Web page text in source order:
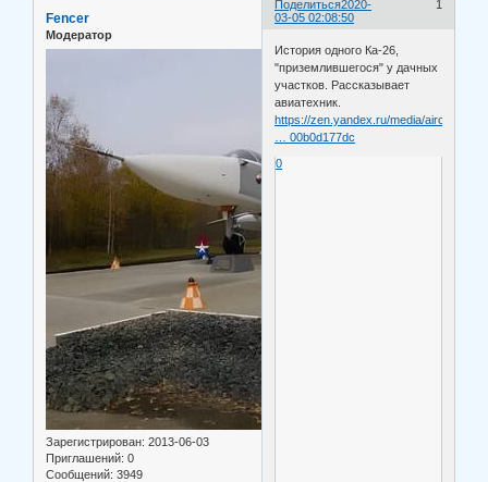
Поделиться 1
2020-
03-05 02:08:50
Fencer
Модератор
Зарегистрирован: 2013-06-03
Приглашений: 0
Сообщений: 3949
История одного Ка-26,
"приземлившегося" у дачных
участков. Рассказывает
авиатехник.
https://zen.yandex.ru/media/aircraft_te
… 00b0d177dc
0